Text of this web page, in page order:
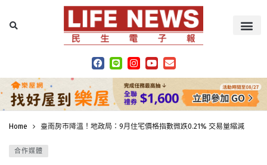
Home 臺南房市降溫！地政局：9月住宅價格指數微跌0.21% 交易量縮減
合作媒體